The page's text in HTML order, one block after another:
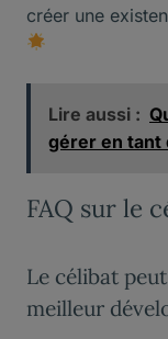
créer une
Lire aussi :
gérer en tant
FAQ sur le
Le célibat
meilleur